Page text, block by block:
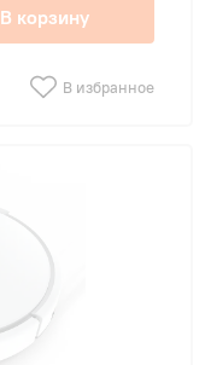
В корзину
В избранное